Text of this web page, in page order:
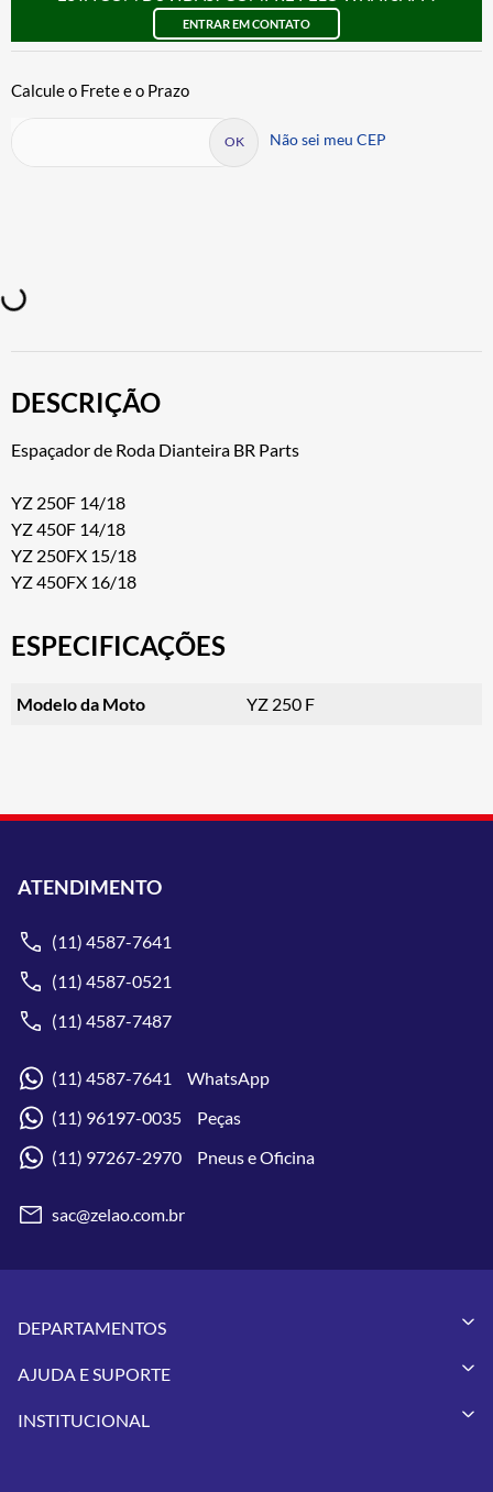
ENTRAR EM CONTATO
Não sei meu CEP
DESCRIÇÃO
Espaçador de Roda Dianteira BR Parts
YZ 250F 14/18
YZ 450F 14/18
YZ 250FX 15/18
YZ 450FX 16/18
ESPECIFICAÇÕES
Modelo da Moto YZ 250 F
ATENDIMENTO
(11) 4587-7641
(11) 4587-0521
(11) 4587-7487
(11) 4587-7641 WhatsApp
(11) 96197-0035 Peças
(11) 97267-2970 Pneus e Oficina
sac@zelao.com.br
DEPARTAMENTOS
Vestuários
Pneus
AJUDA E SUPORTE
Meus Pedidos
INSTITUCIONAL